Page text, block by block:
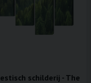
schilderij - The